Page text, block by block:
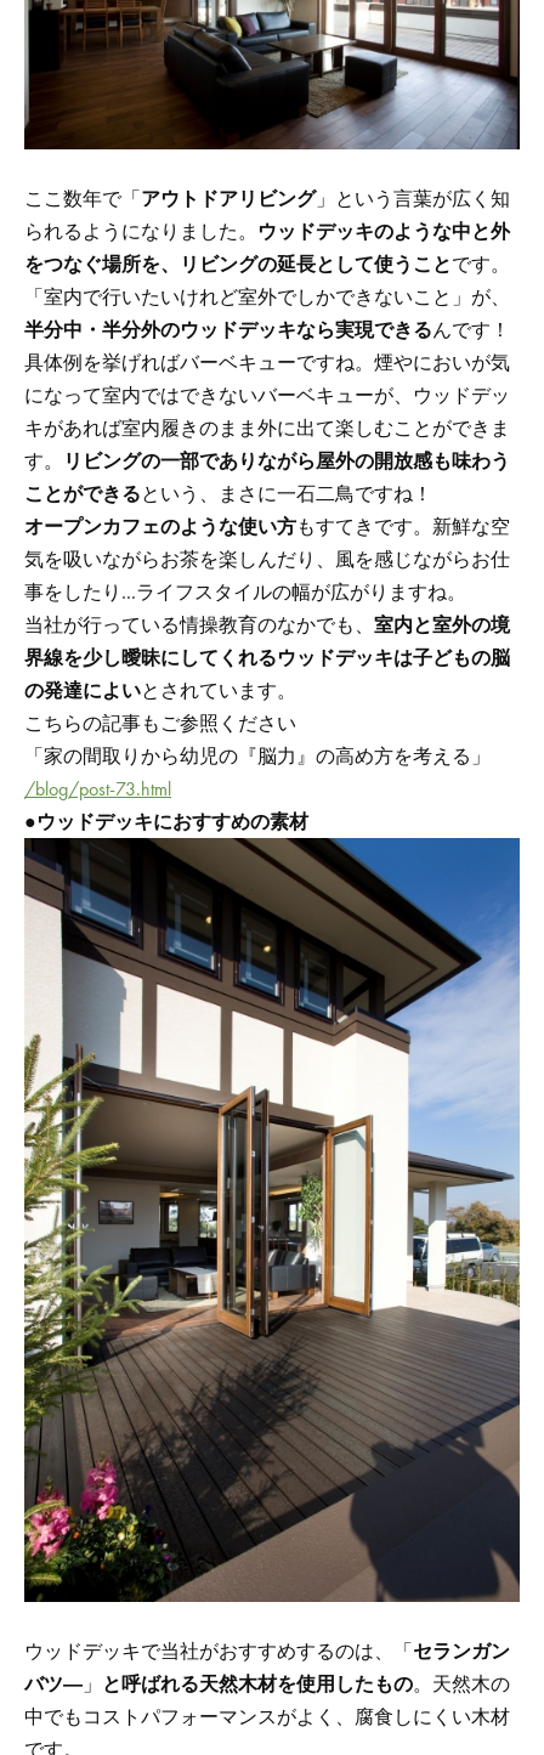
ここ数年で「アウトドアリビング」という言葉が広く知
られるようになりました。
ウッドデッキのような中と外
をつなぐ場所を、リビングの延長として使うことです。
「室内で行いたいけれど室外でしかできないこと」が、
半分中・半分外のウッドデッキなら実現できるんです！
具体例を挙げればバーベキューですね。煙やにおいが気
になって室内ではできないバーベキューが、ウッドデッ
キがあれば室内履きのまま外に出て楽しむことができま
す。
リビングの一部でありながら屋外の開放感も味わう
ことができるという、まさに一石二鳥ですね！
オープンカフェのような使い方もすてきです。新鮮な空
気を吸いながらお茶を楽しんだり、風を感じながらお仕
事をしたり…ライフスタイルの幅が広がりますね。
当社が行っている情操教育のなかでも、 室内と室外の境
界線を少し曖昧にしてくれるウッドデッキは子どもの脳
の発達によいとされています。
こちらの記事もご参照ください
「家の間取りから幼児の『脳力』の高め方を考える」
/blog/post-73.html
●ウッドデッキにおすすめの素材
ウッドデッキで当社がおすすめするのは、「セランガン
バツ― 」 と呼ばれる天然木材を使用したもの。天然木の
中でもコストパフォーマンスがよく、腐食しにくい木材
です。